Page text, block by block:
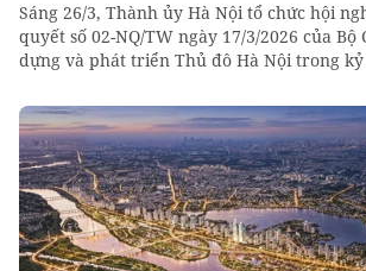
Sáng 26/3, Thành ủy Hà Nội tổ chức hội
quyết số 02-NQ/TW ngày 17/3/2026 của Bộ
dựng và phát triển Thủ đô Hà Nội trong kỷ